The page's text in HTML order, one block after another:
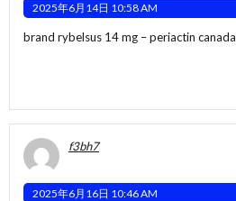
2025年6月14日 10:58 AM
brand rybelsus 14 mg –periactin canada
f3bh7
2025年6月16日 10:46 AM